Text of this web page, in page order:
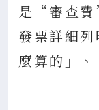
是“審查費
發票詳細
麼算的」